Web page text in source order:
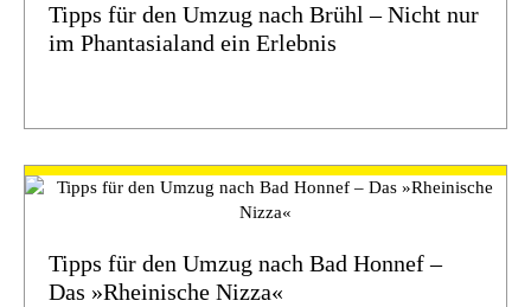
Tipps für den Umzug nach Brühl – Nicht nur
im Phantasialand ein Erlebnis
Tipps für den Umzug nach Bad Honnef –
Das »Rheinische Nizza«